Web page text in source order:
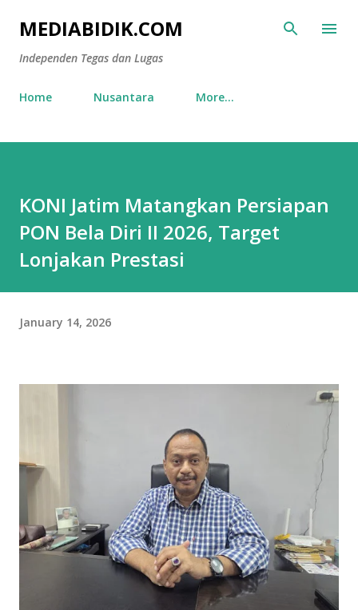
Skip to main content
MEDIABIDIK.COM
Independen Tegas dan Lugas
Home Nusantara More…
KONI Jatim Matangkan Persiapan
PON Bela Diri II 2026, Target
Lonjakan Prestasi
January 14, 2026